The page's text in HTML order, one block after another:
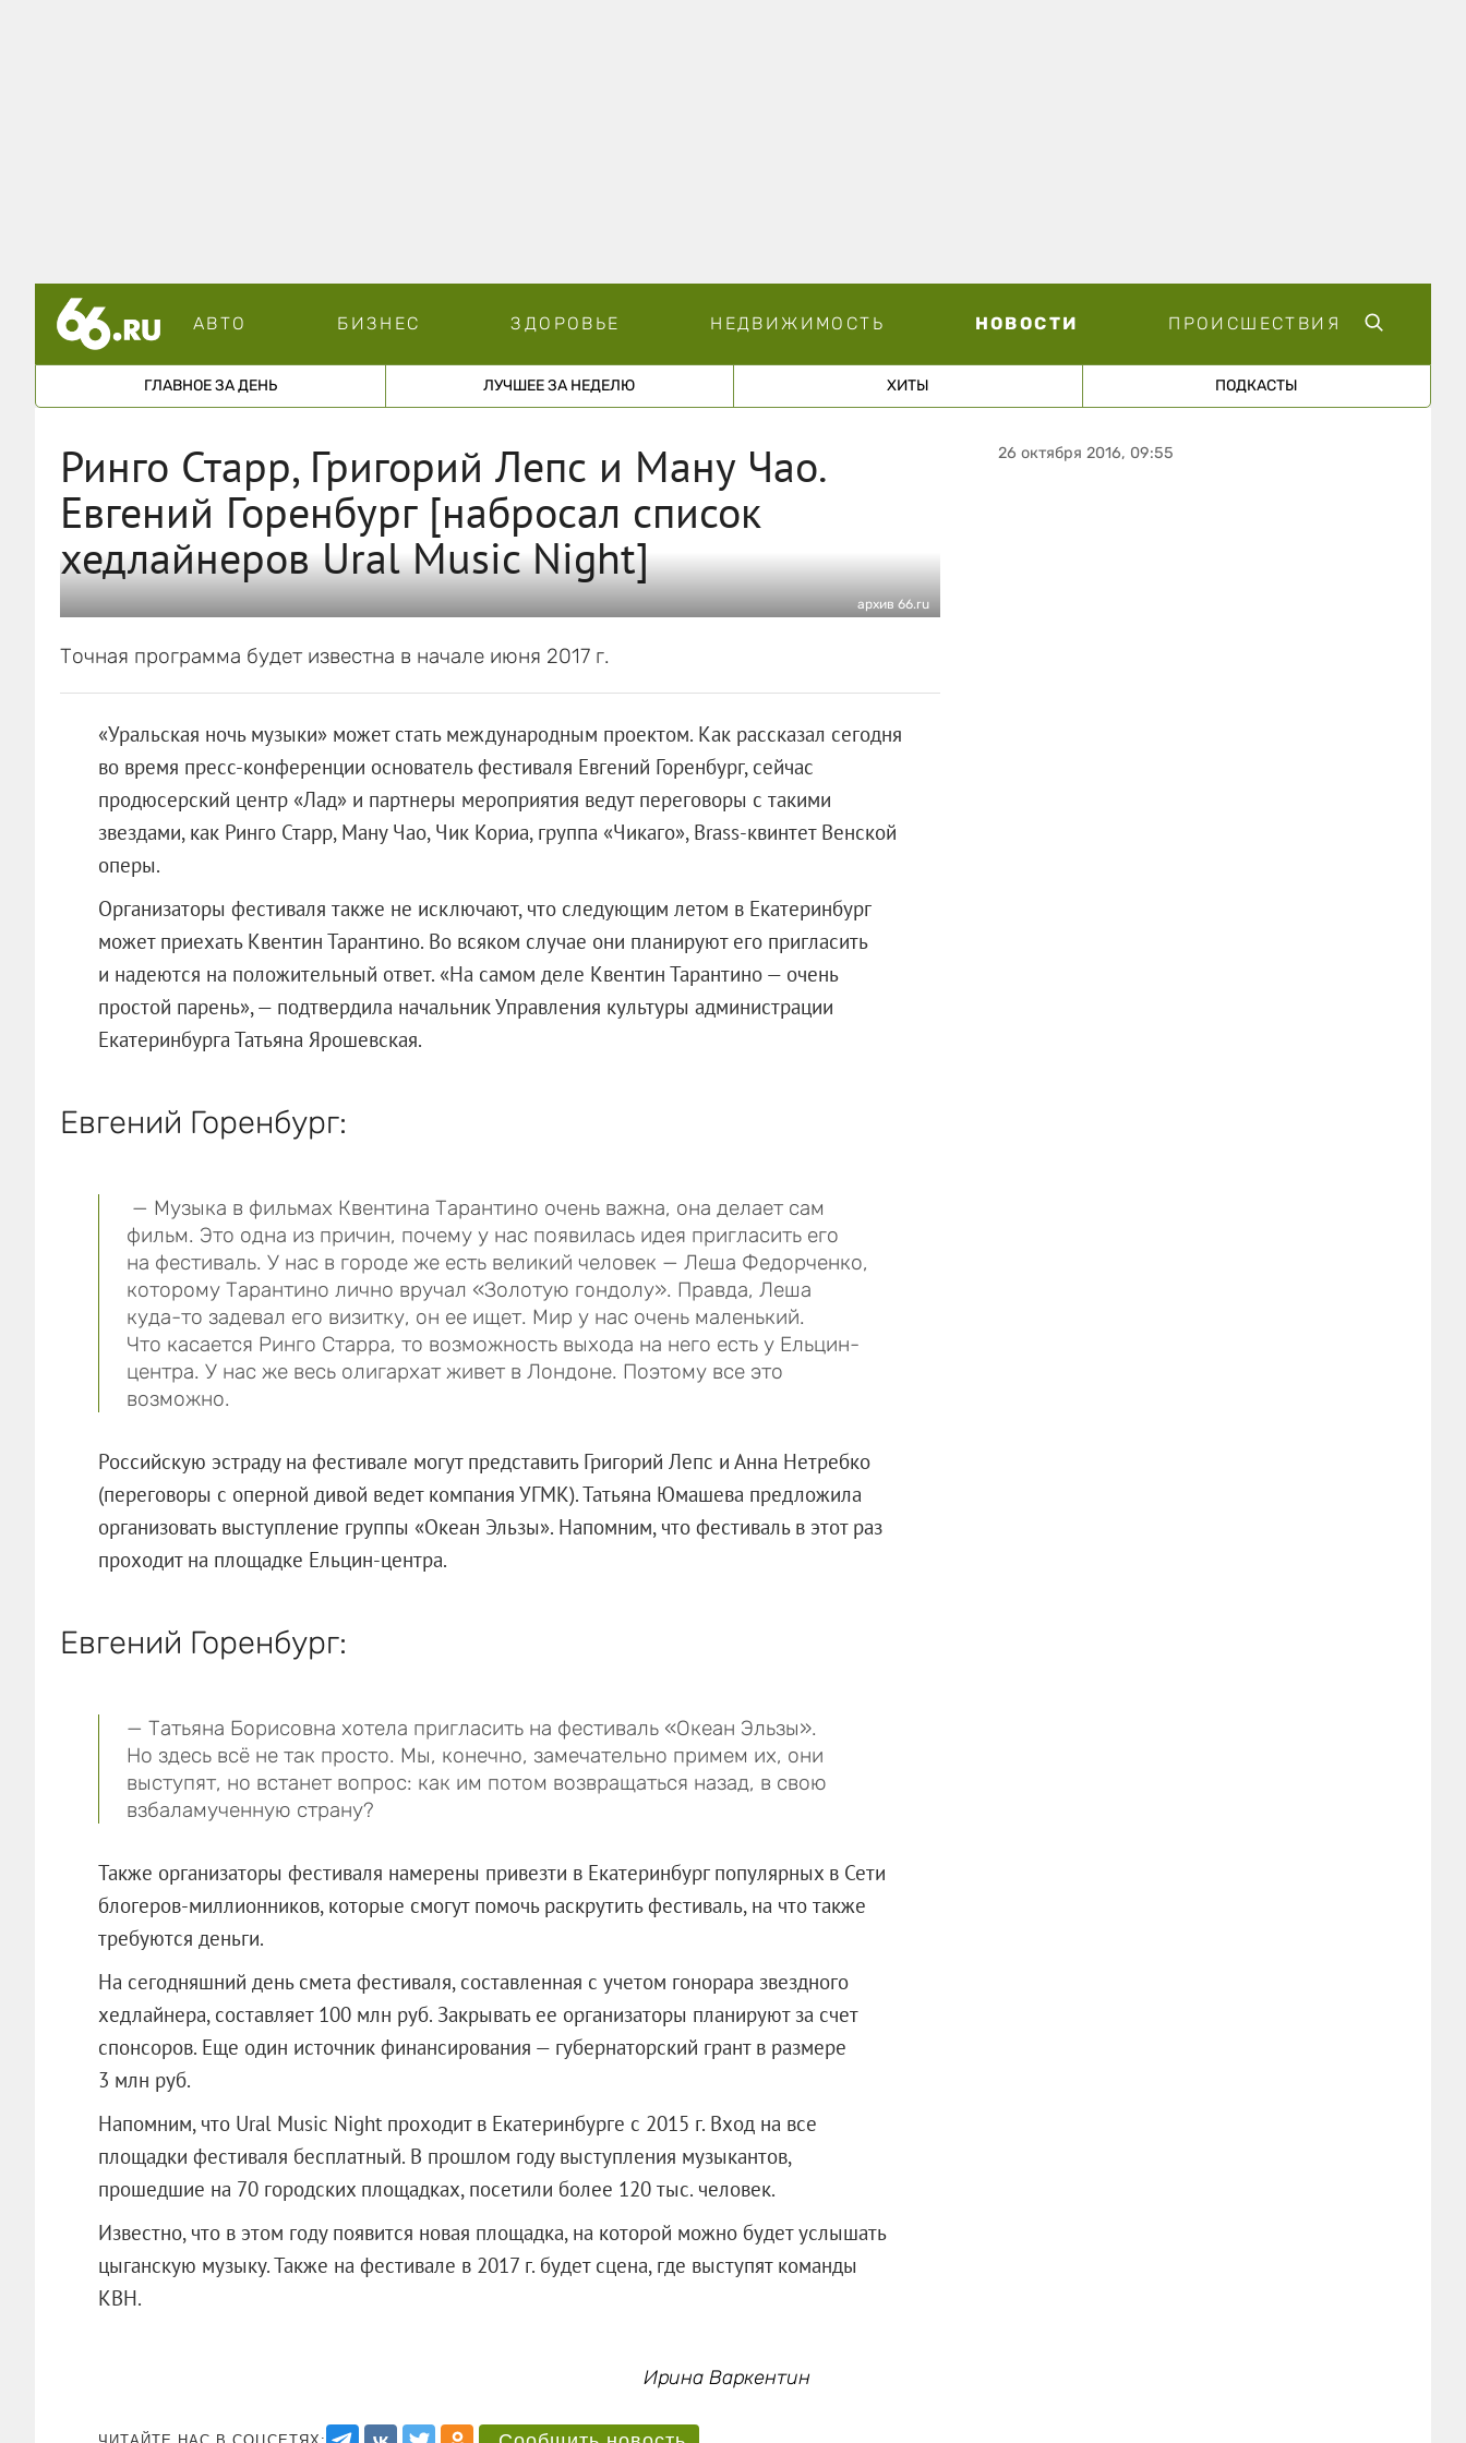
АВТО БИЗНЕС ЗДОРОВЬЕ НЕДВИЖИМОСТЬ НОВОСТИ ПРОИСШЕСТВИЯ
ГЛАВНОЕ ЗА ДЕНЬ ЛУЧШЕЕ ЗА НЕДЕЛЮ ХИТЫ ПОДКАСТЫ
Ринго Старр, Григорий Лепс и Ману Чао.
Евгений Горенбург [набросал список
хедлайнеров Ural Music Night]
архив 66.ru
Точная программа будет известна в начале июня 2017 г.
«Уральская ночь музыки» может стать международным проектом. Как рассказал сегодня
во время пресс-конференции основатель фестиваля Евгений Горенбург, сейчас
продюсерский центр «Лад» и партнеры мероприятия ведут переговоры с такими
звездами, как Ринго Старр, Ману Чао, Чик Кориа, группа «Чикаго», Brass-квинтет Венской
оперы.
Организаторы фестиваля также не исключают, что следующим летом в Екатеринбург
может приехать Квентин Тарантино. Во всяком случае они планируют его пригласить
и надеются на положительный ответ. «На самом деле Квентин Тарантино — очень
простой парень», — подтвердила начальник Управления культуры администрации
Екатеринбурга Татьяна Ярошевская.
Евгений Горенбург:
— Музыка в фильмах Квентина Тарантино очень важна, она делает сам
фильм. Это одна из причин, почему у нас появилась идея пригласить его
на фестиваль. У нас в городе же есть великий человек — Леша Федорченко,
которому Тарантино лично вручал «Золотую гондолу». Правда, Леша
куда-то задевал его визитку, он ее ищет. Мир у нас очень маленький.
Что касается Ринго Старра, то возможность выхода на него есть у Ельцин-
центра. У нас же весь олигархат живет в Лондоне. Поэтому все это
возможно.
Российскую эстраду на фестивале могут представить Григорий Лепс и Анна Нетребко
(переговоры с оперной дивой ведет компания УГМК). Татьяна Юмашева предложила
организовать выступление группы «Океан Эльзы». Напомним, что фестиваль в этот раз
проходит на площадке Ельцин-центра.
Евгений Горенбург:
— Татьяна Борисовна хотела пригласить на фестиваль «Океан Эльзы».
Но здесь всё не так просто. Мы, конечно, замечательно примем их, они
выступят, но встанет вопрос: как им потом возвращаться назад, в свою
взбаламученную страну?
Также организаторы фестиваля намерены привезти в Екатеринбург популярных в Сети
блогеров-миллионников, которые смогут помочь раскрутить фестиваль, на что также
требуются деньги.
На сегодняшний день смета фестиваля, составленная с учетом гонорара звездного
хедлайнера, составляет 100 млн руб. Закрывать ее организаторы планируют за счет
спонсоров. Еще один источник финансирования — губернаторский грант в размере
3 млн руб.
Напомним, что Ural Music Night проходит в Екатеринбурге с 2015 г. Вход на все
площадки фестиваля бесплатный. В прошлом году выступления музыкантов,
прошедшие на 70 городских площадках, посетили более 120 тыс. человек.
Известно, что в этом году появится новая площадка, на которой можно будет услышать
цыганскую музыку. Также на фестивале в 2017 г. будет сцена, где выступят команды
КВН.
Ирина Варкентин
26 октября 2016, 09:55